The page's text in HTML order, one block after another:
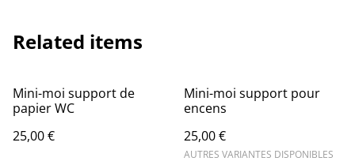
Related items
Mini-moi support de
papier WC
25,00 €
Mini-moi support pour
encens
25,00 €
AUTRES VARIANTES DISPONIBLES